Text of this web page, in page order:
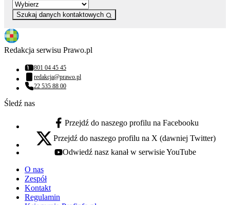
Szukaj danych kontaktowych
Redakcja serwisu Prawo.pl
Numer telefonu:
801 04 45 45
Adres email:
redakcja@prawo.pl
Numer telefonu:
22 535 88 00
Śledź nas
facebook - otwiera się w nowej karcie
Przejdź do naszego profilu na Facebooku
x - otwiera się w nowej karcie
Przejdź do naszego profilu na X (dawniej Twitter)
youtube - otwiera się w nowej karcie
Odwiedź nasz kanał w serwisie YouTube
O nas
Zespół
Kontakt
Regulamin